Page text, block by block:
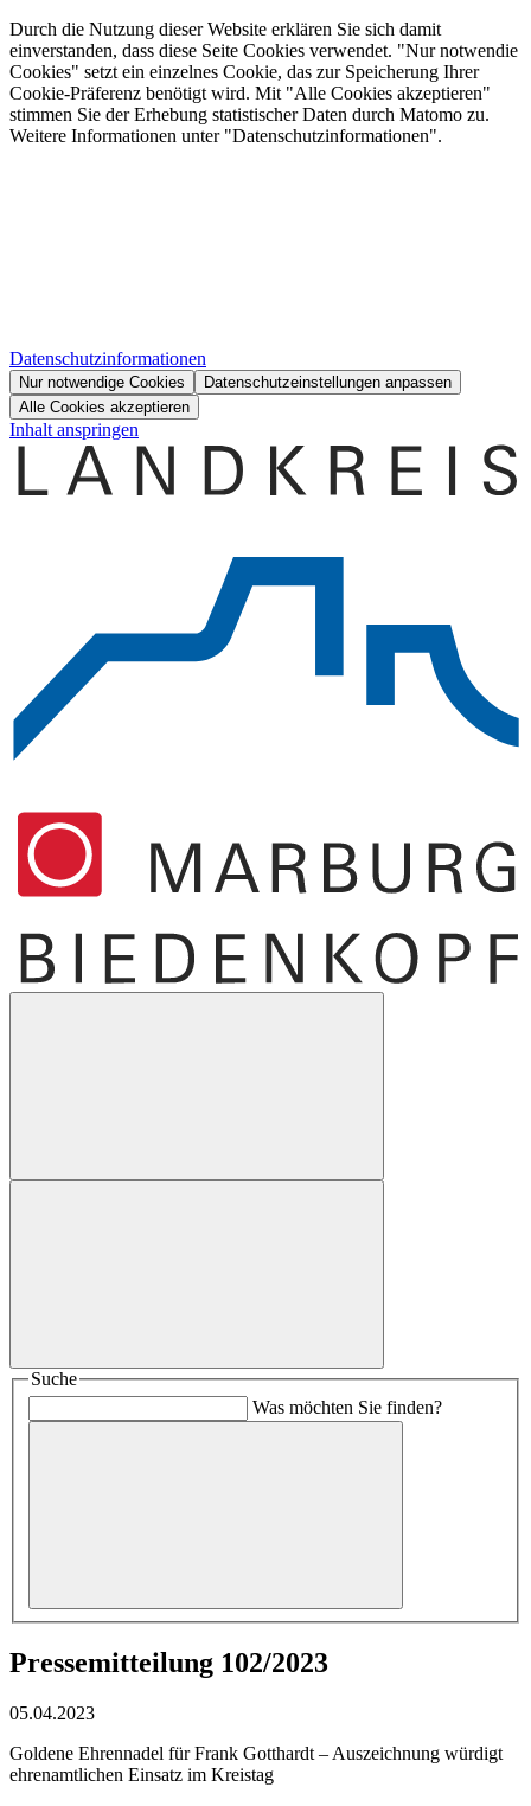
Durch die Nutzung dieser Website erklären Sie sich damit
einverstanden, dass diese Seite Cookies verwendet. "Nur notwendie
Cookies" setzt ein einzelnes Cookie, das zur Speicherung Ihrer
Cookie-Präferenz benötigt wird. Mit "Alle Cookies akzeptieren"
stimmen Sie der Erhebung statistischer Daten durch Matomo zu.
Weitere Informationen unter "Datenschutzinformationen".
Datenschutzinformationen
Nur notwendige Cookies
Datenschutzeinstellungen anpassen
Alle Cookies akzeptieren
Inhalt anspringen
Suche
Was möchten Sie finden?
Pressemitteilung 102/2023
05.04.2023
Goldene Ehrennadel für Frank Gotthardt – Auszeichnung würdigt
ehrenamtlichen Einsatz im Kreistag